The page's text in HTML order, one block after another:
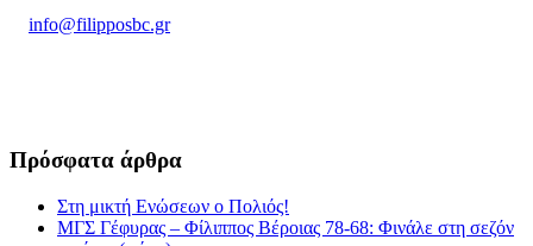
info@filipposbc.gr
Πρόσφατα άρθρα
Στη μικτή Ενώσεων ο Πολιός!
ΜΓΣ Γέφυρας – Φίλιππος Βέροιας 78-68: Φινάλε στη σεζόν